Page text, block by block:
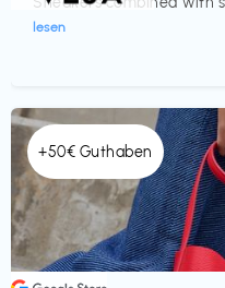
lesen
+50€ Guthaben